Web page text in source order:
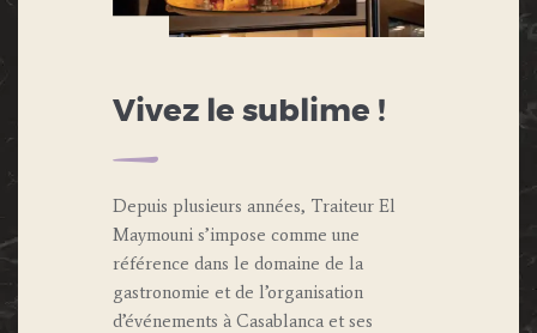
Vivez le sublime !
Depuis plusieurs années, Traiteur El
Maymouni s’impose comme une
référence dans le domaine de la
gastronomie et de l’organisation
d’événements à Casablanca et ses